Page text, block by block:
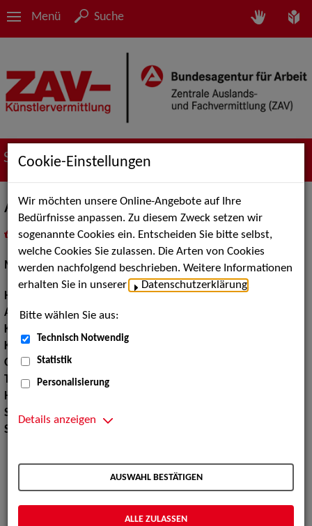
Menü Suche
Suche nach Künstler*innen
Alicia M.
als PDF speichern
inMeine Merklistelegen
Models / Werbung:Fotomodell, Mannequin
Haarfarbe:
Augenfarbe:grün-braun
Körpergröße:
Konfektionsgröße:
34 36
Oberweite:84
Taille:
70
Hüfte:
Schuhgröße:
39 40
Specials:
Cookie-Einstellungen
Wir möchten unsere Online-Angebote auf Ihre
Bedürfnisse anpassen. Zu diesem Zweck setzen wir
sogenannte Cookies ein. Entscheiden Sie bitte selbst,
welche Cookies Sie zulassen. Die Arten von Cookies
werden nachfolgend beschrieben. Weitere Informationen
erhalten Sie in unserer
Datenschutzerklärung
Bitte wählen Sie aus:
Technisch Notwendig
Statistik
Personalisierung
Details anzeigen
AUSWAHL BESTÄTIGEN
ALLE ZULASSEN